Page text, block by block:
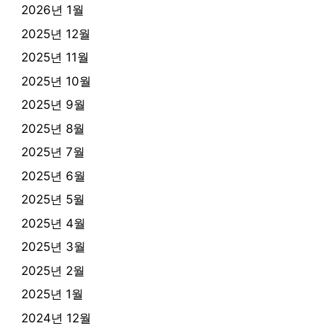
2026년 1월
2025년 12월
2025년 11월
2025년 10월
2025년 9월
2025년 8월
2025년 7월
2025년 6월
2025년 5월
2025년 4월
2025년 3월
2025년 2월
2025년 1월
2024년 12월